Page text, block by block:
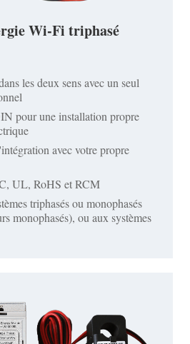
Wi-Fi triphasé
les deux sens avec un seul
pour une installation propre
avec votre propre
UL, RoHS et RCM
triphasés ou monophasés
monophasés), ou aux systèmes